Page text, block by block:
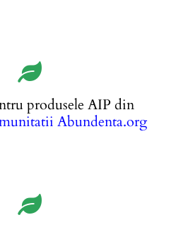
produsele AIP din
Abundenta.org